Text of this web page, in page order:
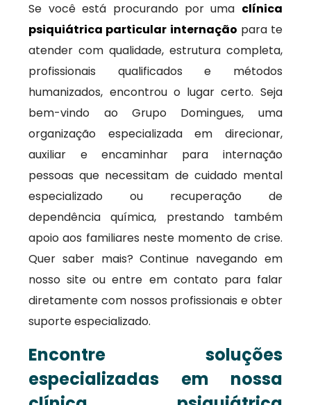
Se você está procurando por uma clínica
psiquiátrica particular internação para te
atender com qualidade, estrutura completa,
profissionais qualificados e métodos
humanizados, encontrou o lugar certo. Seja
bem-vindo ao Grupo Domingues, uma
organização especializada em direcionar,
auxiliar e encaminhar para internação
pessoas que necessitam de cuidado mental
especializado ou recuperação de
dependência química, prestando também
apoio aos familiares neste momento de crise.
Quer saber mais? Continue navegando em
nosso site ou entre em contato para falar
diretamente com nossos profissionais e obter
suporte especializado.
Encontre soluções
especializadas em nossa